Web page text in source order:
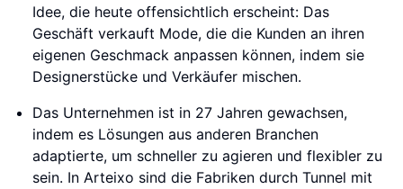
Idee, die heute offensichtlich erscheint: Das
Geschäft verkauft Mode, die die Kunden an ihren
eigenen Geschmack anpassen können, indem sie
Designerstücke und Verkäufer mischen.
Das Unternehmen ist in 27 Jahren gewachsen,
indem es Lösungen aus anderen Branchen
adaptierte, um schneller zu agieren und flexibler zu
sein. In Arteixo sind die Fabriken durch Tunnel mit